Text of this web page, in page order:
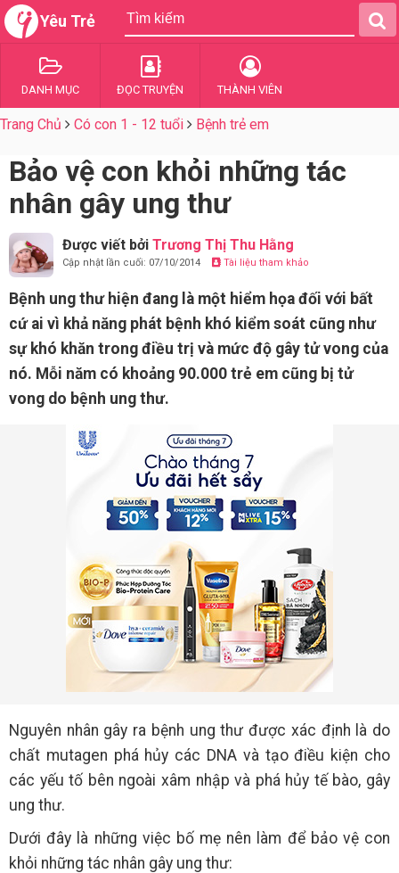
Yêu Trẻ
DANH MỤC ĐỌC TRUYỆN THÀNH VIÊN
Trang Chủ Có con 1 - 12 tuổi Bệnh trẻ em
Bảo vệ con khỏi những tác
nhân gây ung thư
Được viết bởi Trương Thị Thu Hằng
Cập nhật lần cuối: 07/10/2014 Tài liệu tham khảo
Bệnh ung thư hiện đang là một hiểm họa đối với bất
cứ ai vì khả năng phát bệnh khó kiểm soát cũng như
sự khó khăn trong điều trị và mức độ gây tử vong của
nó. Mỗi năm có khoảng 90.000 trẻ em cũng bị tử
vong do bệnh ung thư.
Nguyên nhân gây ra bệnh ung thư được xác định là do
chất mutagen phá hủy các DNA và tạo điều kiện cho
các yếu tố bên ngoài xâm nhập và phá hủy tế bào, gây
ung thư.
Dưới đây là những việc bố mẹ nên làm để bảo vệ con
khỏi những tác nhân gây ung thư: